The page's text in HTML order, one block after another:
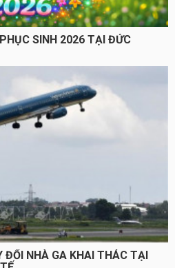
SINH 2026 TẠI ĐỨC
ĐỔI NHÀ GA KHAI THÁC TẠI